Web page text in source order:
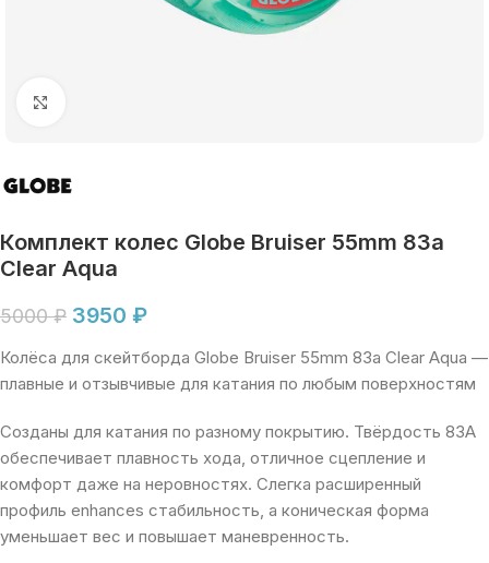
Комплект колес Globe Bruiser 55mm 83a
Clear Aqua
5000₽ 3950 ₽
Колёса для скейтборда Globe Bruiser 55mm 83a Clear Aqua —
плавные и отзывчивые для катания по любым поверхностям
Созданы для катания по разному покрытию. Твёрдость 83A
обеспечивает плавность хода, отличное сцепление и
комфорт даже на неровностях. Слегка расширенный
профиль enhances стабильность, а коническая форма
уменьшает вес и повышает маневренность.